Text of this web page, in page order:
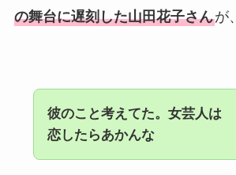
の舞台に遅刻した山田花子さんが、
彼のこと考えてた。女芸人は
恋したらあかんな